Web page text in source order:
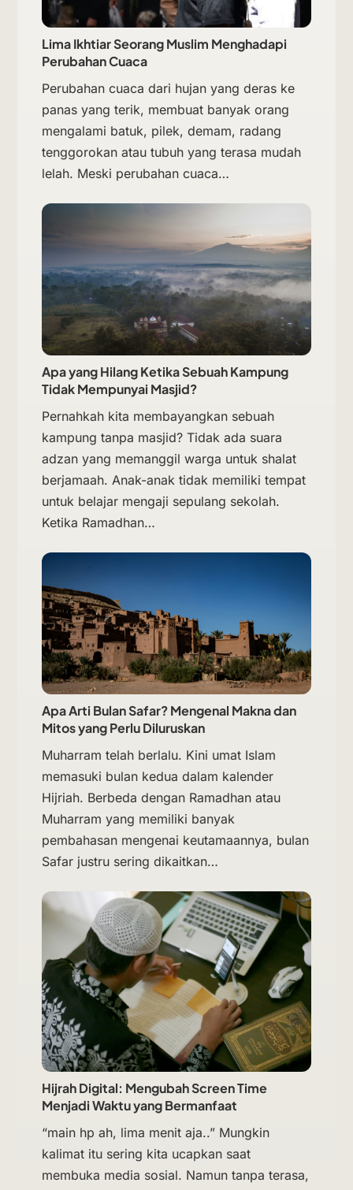
Lima Ikhtiar Seorang Muslim Menghadapi
Perubahan Cuaca
Perubahan cuaca dari hujan yang deras ke
panas yang terik, membuat banyak orang
mengalami batuk, pilek, demam, radang
tenggorokan atau tubuh yang terasa mudah
lelah. Meski perubahan cuaca…
Apa yang Hilang Ketika Sebuah Kampung
Tidak Mempunyai Masjid?
Pernahkah kita membayangkan sebuah
kampung tanpa masjid? Tidak ada suara
adzan yang memanggil warga untuk shalat
berjamaah. Anak-anak tidak memiliki tempat
untuk belajar mengaji sepulang sekolah.
Ketika Ramadhan…
Apa Arti Bulan Safar? Mengenal Makna dan
Mitos yang Perlu Diluruskan
Muharram telah berlalu. Kini umat Islam
memasuki bulan kedua dalam kalender
Hijriah. Berbeda dengan Ramadhan atau
Muharram yang memiliki banyak
pembahasan mengenai keutamaannya, bulan
Safar justru sering dikaitkan…
Hijrah Digital: Mengubah Screen Time
Menjadi Waktu yang Bermanfaat
“main hp ah, lima menit aja..” Mungkin
kalimat itu sering kita ucapkan saat
membuka media sosial. Namun tanpa terasa,